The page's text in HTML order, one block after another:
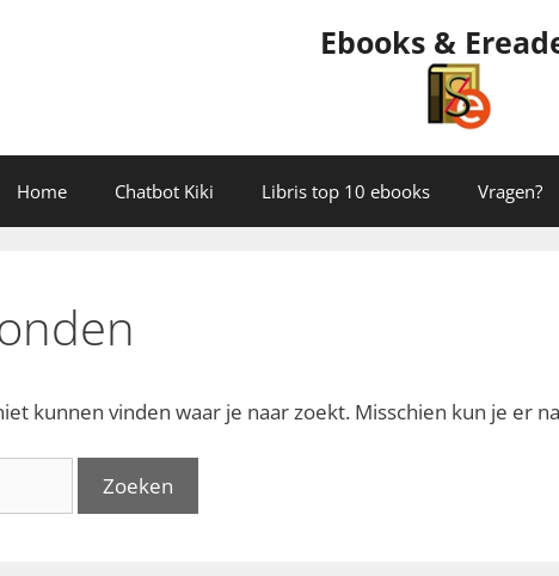
Ebooks &
Home Chatbot Kiki Libris top 10 ebooks Vragen?
kunnen vinden waar je naar zoekt. Misschien kun je er